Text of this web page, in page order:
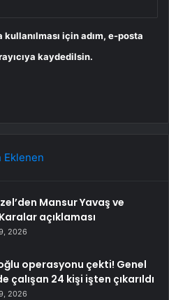
için adım, e-posta
kaydedilsin.
Eklenen
Mansur Yavaş ve
açıklaması
2026
operasyonu çekti! Genel
çalışan 24 kişi işten çıkarıldı
2026